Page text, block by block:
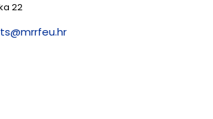
22